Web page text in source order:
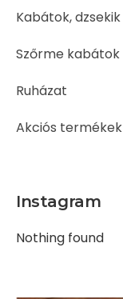
Kabátok, dzsekik
Szőrme kabátok
Ruházat
Akciós termékek
Instagram
Nothing found